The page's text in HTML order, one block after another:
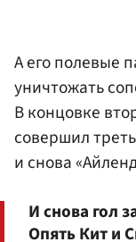
А его полевые
уничтожать
В концовке
совершил
и снова
И снова гол
Опять Кит и